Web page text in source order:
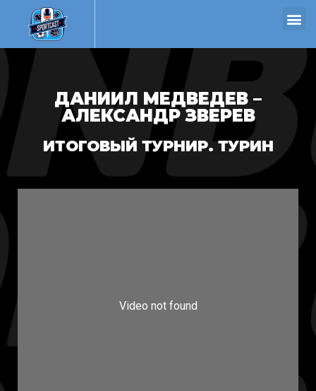
ДАНИИЛ МЕДВЕДЕВ –
АЛЕКСАНДР ЗВЕРЕВ
ИТОГОВЫЙ ТУРНИР. ТУРИН